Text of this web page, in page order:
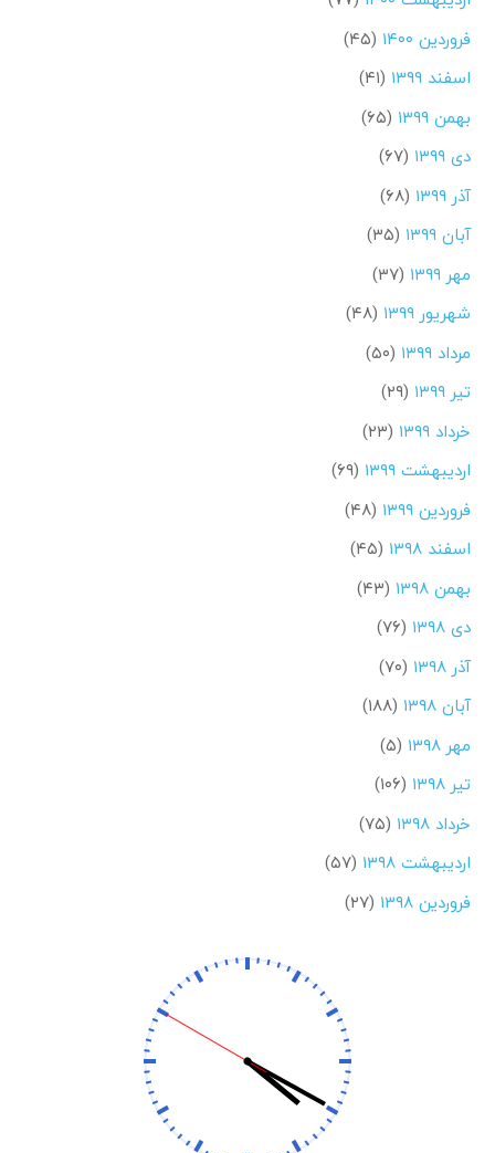
فروردین ۱۴۰۰
(۴۵)
اسفند ۱۳۹۹
(۴۱)
بهمن ۱۳۹۹
(۶۵)
دی ۱۳۹۹
(۶۷)
آذر ۱۳۹۹
(۶۸)
آبان ۱۳۹۹
(۳۵)
مهر ۱۳۹۹
(۳۷)
شهریور ۱۳۹۹
(۴۸)
مرداد ۱۳۹۹
(۵۰)
تیر ۱۳۹۹
(۲۹)
خرداد ۱۳۹۹
(۲۳)
اردیبهشت ۱۳۹۹
(۶۹)
فروردین ۱۳۹۹
(۴۸)
اسفند ۱۳۹۸
(۴۵)
بهمن ۱۳۹۸
(۴۳)
دی ۱۳۹۸
(۷۶)
آذر ۱۳۹۸
(۷۰)
آبان ۱۳۹۸
(۱۸۸)
مهر ۱۳۹۸
(۵)
تیر ۱۳۹۸
(۱۰۶)
خرداد ۱۳۹۸
(۷۵)
اردیبهشت ۱۳۹۸
(۵۷)
فروردین ۱۳۹۸
(۲۷)